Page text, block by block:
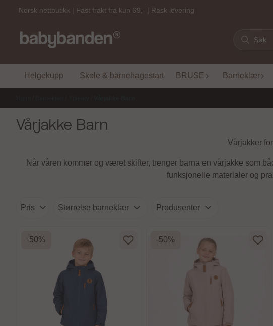
Hopp til innhold
Norsk nettbutikk | Fast frakt fra kun 69,- | Rask levering
Helgekupp Skole & barnehagestart BRUSE Barneklær
Vårjakke Barn
Vårjakker
Når våren kommer og været skifter, trenger barna en vårjakke som
funksjonelle materialer og
Pris Størrelse barneklær Produsenter
-50% -50%